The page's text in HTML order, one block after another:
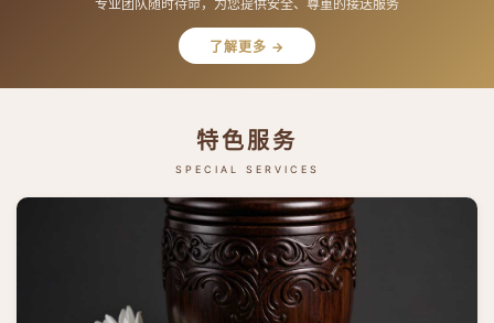
专业团队随时待命，为您提供安全、尊重的接送服务
了解更多 →
特色服务
SPECIAL SERVICES